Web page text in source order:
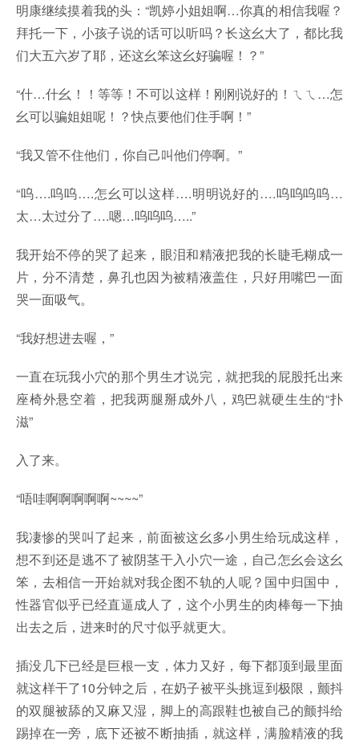
明康继续摸着我的头：“凯婷小姐姐啊…你真的相信我喔？
拜托一下，小孩子说的话可以听吗？长这幺大了，都比我
们大五六岁了耶，还这幺笨这幺好骗喔！？”
“什…什幺！！等等！不可以这样！刚刚说好的！ㄟㄟ…怎
幺可以骗姐姐呢！？快点要他们住手啊！”
“我又管不住他们，你自己叫他们停啊。”
“呜….呜呜….怎幺可以这样….明明说好的….呜呜呜呜…
太…太过分了….嗯…呜呜呜…..”
我开始不停的哭了起来，眼泪和精液把我的长睫毛糊成一
片，分不清楚，鼻孔也因为被精液盖住，只好用嘴巴一面
哭一面吸气。
“我好想进去喔，”
一直在玩我小穴的那个男生才说完，就把我的屁股托出来
座椅外悬空着，把我两腿掰成外八，鸡巴就硬生生的“扑
滋”
入了来。
“唔哇啊啊啊啊啊~~~~”
我凄惨的哭叫了起来，前面被这幺多小男生给玩成这样，
想不到还是逃不了被阴茎干入小穴一途，自己怎幺会这幺
笨，去相信一开始就对我企图不轨的人呢？国中归国中，
性器官似乎已经直逼成人了，这个小男生的肉棒每一下抽
出去之后，进来时的尺寸似乎就更大。
插没几下已经是巨根一支，体力又好，每下都顶到最里面
就这样干了10分钟之后，在奶子被平头挑逗到极限，颤抖
的双腿被舔的又麻又湿，脚上的高跟鞋也被自己的颤抖给
踢掉在一旁，底下还被不断抽插，就这样，满脸精液的我